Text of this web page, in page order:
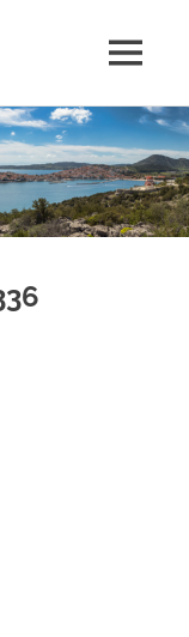
Δημοτική
Κοινότητα
Ερμιόνης
MENU